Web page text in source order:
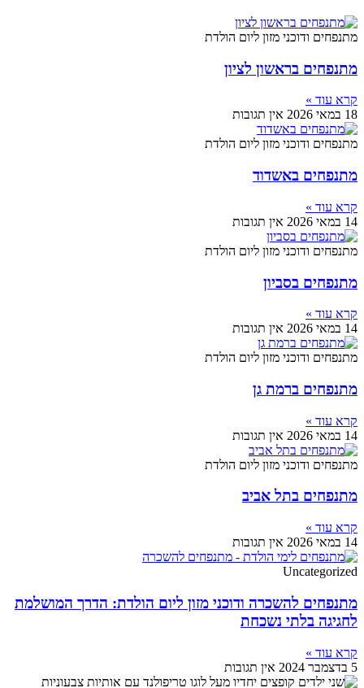
מתנפחים ודוכני מזון ליום הולדת
מתנפחים בראשון לציון
קרא עוד »
18 במאי 2026
אין תגובות
מתנפחים ודוכני מזון ליום הולדת
מתנפחים באשדוד
קרא עוד »
14 במאי 2026
אין תגובות
מתנפחים ודוכני מזון ליום הולדת
מתנפחים בסביון
קרא עוד »
14 במאי 2026
אין תגובות
מתנפחים ודוכני מזון ליום הולדת
מתנפחים ברמת גן
קרא עוד »
14 במאי 2026
אין תגובות
מתנפחים ודוכני מזון ליום הולדת
מתנפחים בתל אביב
קרא עוד »
14 במאי 2026
אין תגובות
Uncategorized
מתנפחים להשכרה ודוכני מזון ליום הולדת: הדרך המושלמת
לחגיגה בלתי נשכחת
קרא עוד »
5 בדצמבר 2024
אין תגובות